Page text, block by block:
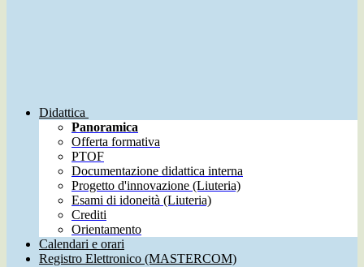
Didattica
Panoramica
Offerta formativa
PTOF
Documentazione didattica interna
Progetto d'innovazione (Liuteria)
Esami di idoneità (Liuteria)
Crediti
Orientamento
Calendari e orari
Registro Elettronico (MASTERCOM)